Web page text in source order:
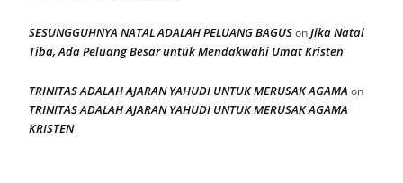
SESUNGGUHNYA NATAL ADALAH PELUANG BAGUSonJika Natal
Tiba, Ada Peluang Besar untuk Mendakwahi Umat Kristen
TRINITAS ADALAH AJARAN YAHUDI UNTUK MERUSAK AGAMA on
TRINITAS ADALAH AJARAN YAHUDI UNTUK MERUSAK AGAMA
KRISTEN